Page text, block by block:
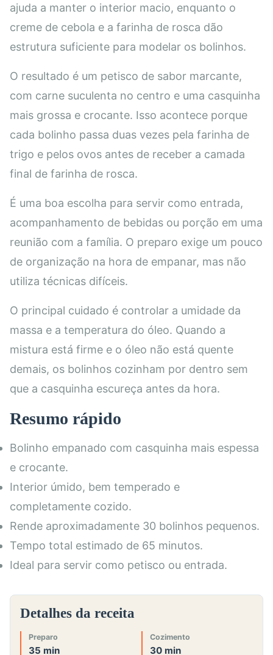
ajuda a manter o interior macio, enquanto o
creme de cebola e a farinha de rosca dão
estrutura suficiente para modelar os bolinhos.
O resultado é um petisco de sabor marcante,
com carne suculenta no centro e uma casquinha
mais grossa e crocante. Isso acontece porque
cada bolinho passa duas vezes pela farinha de
trigo e pelos ovos antes de receber a camada
final de farinha de rosca.
É uma boa escolha para servir como entrada,
acompanhamento de bebidas ou porção em uma
reunião com a família. O preparo exige um pouco
de organização na hora de empanar, mas não
utiliza técnicas difíceis.
O principal cuidado é controlar a umidade da
massa e a temperatura do óleo. Quando a
mistura está firme e o óleo não está quente
demais, os bolinhos cozinham por dentro sem
que a casquinha escureça antes da hora.
Resumo rápido
Bolinho empanado com casquinha mais espessa
e crocante.
Interior úmido, bem temperado e
completamente cozido.
Rende aproximadamente 30 bolinhos pequenos.
Tempo total estimado de 65 minutos.
Ideal para servir como petisco ou entrada.
Detalhes da receita
Preparo
35 min
Cozimento
30 min